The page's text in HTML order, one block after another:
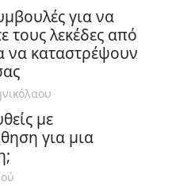
για να
τους λεκέδες από
να καταστρέψουν
με
για μια